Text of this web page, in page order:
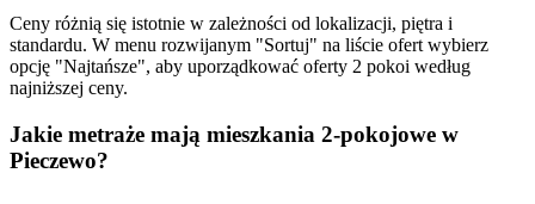
Ceny różnią się istotnie w zależności od lokalizacji, piętra i
standardu. W menu rozwijanym "Sortuj" na liście ofert wybierz
opcję "Najtańsze", aby uporządkować oferty 2 pokoi według
najniższej ceny.
Jakie metraże mają mieszkania 2-pokojowe w
Pieczewo?